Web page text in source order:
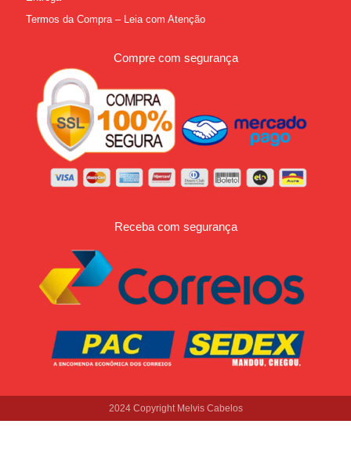
Termos da Compra – Leia com Atenção
Compre com segurança
Receba com segurança
2024 Copyright Melvis Cabelos